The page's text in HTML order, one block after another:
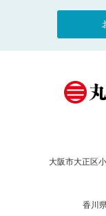
大阪市大正区
香川